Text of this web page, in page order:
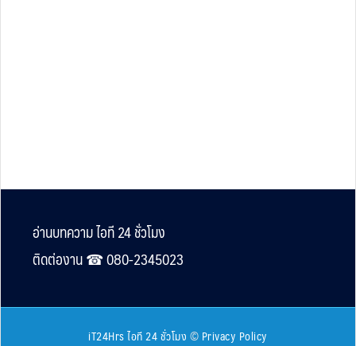
Footer
อ่านบทความ ไอที 24 ชั่วโมง
ติดต่องาน ☎︎ 080-2345023
iT24Hrs ไอที 24 ชั่วโมง © Privacy Policy